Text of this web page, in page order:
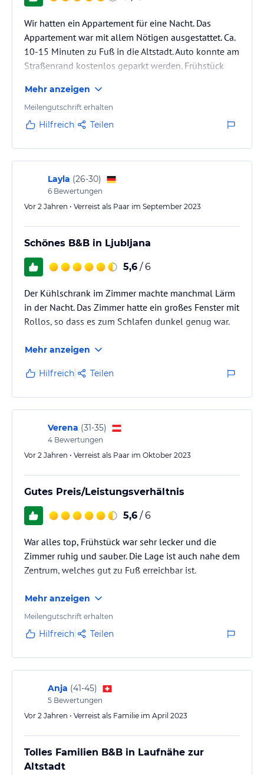
Wir hatten ein Appartement für eine Nacht. Das
Appartement war mit allem Nötigen ausgestattet. Ca.
10-15 Minuten zu Fuß in die Altstadt. Auto konnte am
Straßenrand kostenlos geparkt werden. Frühstück
Mehr anzeigen
Meilengutschrift erhalten
Hilfreich Teilen
Layla (26-30)
6 Bewertungen
Vor 2 Jahren • Verreist als Paar im September 2023
Schönes B&B in Ljubljana
5,6 / 6
Der Kühlschrank im Zimmer machte manchmal Lärm
in der Nacht. Das Zimmer hatte ein großes Fenster mit
Rollos, so dass es zum Schlafen dunkel genug war.
Mehr anzeigen
Hilfreich Teilen
Verena (31-35)
4 Bewertungen
Vor 2 Jahren • Verreist als Paar im Oktober 2023
Gutes Preis/Leistungsverhältnis
5,6 / 6
War alles top, Frühstück war sehr lecker und die
Zimmer ruhig und sauber. Die Lage ist auch nahe dem
Zentrum, welches gut zu Fuß erreichbar ist.
Mehr anzeigen
Meilengutschrift erhalten
Hilfreich Teilen
Anja (41-45)
5 Bewertungen
Vor 2 Jahren • Verreist als Familie im April 2023
Tolles Familien B&B in Laufnähe zur
Altstadt